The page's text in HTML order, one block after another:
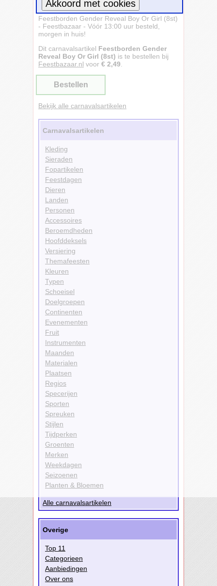
Feestborden Gender Reveal Boy Or Girl (8st)
- Feestbazaar - Vóór 13:00 uur besteld,
morgen in huis!
Dit carnavalsartikel Feestborden Gender
Reveal Boy Or Girl (8st) is te bestellen bij
Feestbazaar.nl voor € 2,49
Bestellen
Bekijk alle carnavalsartikelen
Carnavalsartikelen
Kleding
Sieraden
Fopartikelen
Feestdagen
Dieren
Landen
Personen
Accessoires
Beroemdheden
Hoofddeksels
Versiering
Themafeesten
Kleuren
Typen
Schoeisel
Doelgroepen
Continenten
Evenementen
Fruit
Instrumenten
Maanden
Materialen
Plaatsen
Regios
Specerijen
Sporten
Spreuken
Stijlen
Tijdperken
Groenten
Merken
Weekdagen
Seizoenen
Planten & Bloemen
Alle carnavalsartikelen
Overige
Top 11
Categorieen
Aanbiedingen
Over ons
Meer informatie